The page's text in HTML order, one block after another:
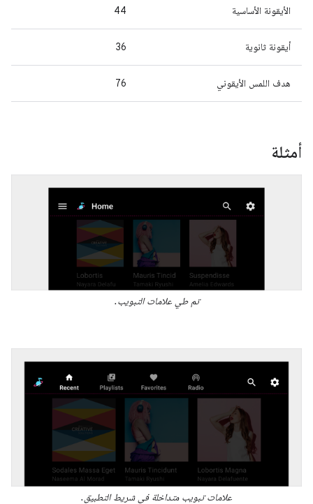
الأيقونة الأساسية 44
أيقونة ثانوية 36
هدف اللمس الأيقوني 76
أمثلة
تم طي علامات التبويب.
علامات تبويب متداخلة في شريط التطبيق.